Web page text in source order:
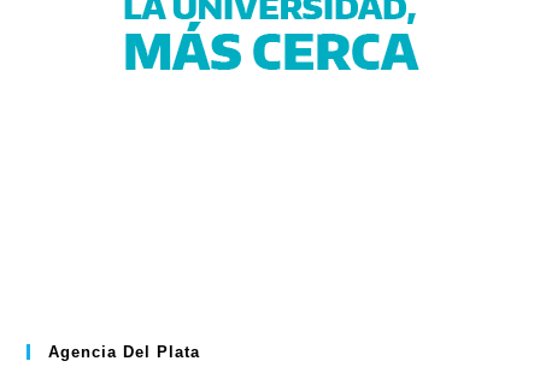
Agencia Del Plata